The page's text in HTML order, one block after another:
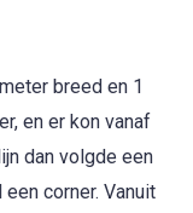
breed en 1
en er kon vanaf
dan volgde een
corner. Vanuit